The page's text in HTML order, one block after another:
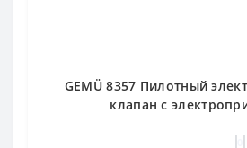
GEMÜ 8357 Пилотный
клапан с